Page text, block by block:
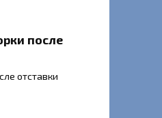
после
отставки